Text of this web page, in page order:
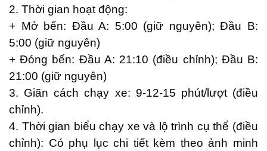
2. Thời gian hoạt động:
+ Mở bến: Đầu A: 5:00 (giữ nguyên); Đầu B:
5:00 (giữ nguyên)
+ Đóng bến: Đầu A: 21:10 (điều chỉnh); Đầu B:
21:00 (giữ nguyên)
3. Giãn cách chạy xe: 9-12-15 phút/lượt (điều
chỉnh).
4. Thời gian biểu chạy xe và lộ trình cụ thể (điều
chỉnh): Có phụ lục chi tiết kèm theo ảnh minh